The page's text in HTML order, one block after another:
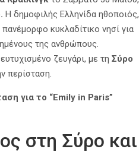
Η δημοφιλής Ελληνίδα ηθοποιός,
κυκλαδίτικο νησί για
της ανθρώπους.
ζευγάρι, με τηΣύρο
περίσταση.
για το “Emily in Paris”
στη Σύρο και